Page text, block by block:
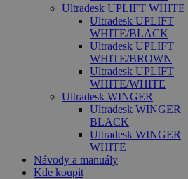
Ultradesk UPLIFT WHITE
Ultradesk UPLIFT
WHITE/BLACK
Ultradesk UPLIFT
WHITE/BROWN
Ultradesk UPLIFT
WHITE/WHITE
Ultradesk WINGER
Ultradesk WINGER
BLACK
Ultradesk WINGER
WHITE
Návody a manuály
Kde koupit